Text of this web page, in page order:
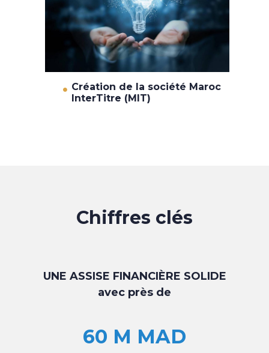
Création de la société Maroc
InterTitre (MIT)
Chiffres clés
UNE ASSISE FINANCIÈRE SOLIDE
avec près de
60 M MAD